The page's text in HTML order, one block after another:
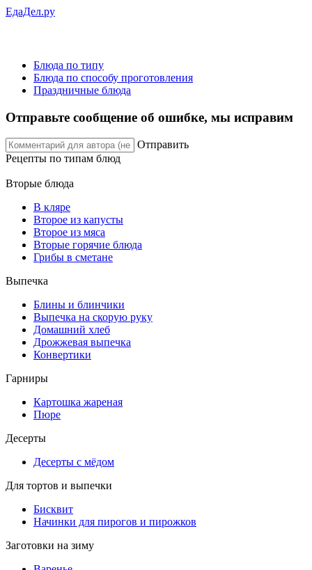
ЕдаДел.ру
Блюда по типу
Блюда по способу проготовления
Праздничные блюда
Отправьте сообщение об ошибке, мы исправим
Отправить
Рецепты по типам блюд
Вторые блюда
В кляре
Второе из капусты
Второе из мяса
Вторые горячие блюда
Грибы в сметане
Выпечка
Блины и блинчики
Выпечка на скорую руку
Домашний хлеб
Дрожжевая выпечка
Конвертики
Гарниры
Картошка жареная
Пюре
Десерты
Десерты с мёдом
Для тортов и выпечки
Бисквит
Начинки для пирогов и пирожков
Заготовки на зиму